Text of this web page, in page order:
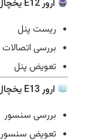
ارور E12 یخچال آرچلیک – پنل کنترل
ریست پنل
بررسی اتصالات
تعویض پنل
ارور E13 یخچال آرچلیک – سنسور یخ‌ساز
بررسی سنسور
تعویض سنسور